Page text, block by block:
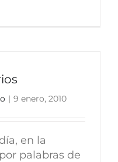
| 9 enero, 2010
en la
palabras de